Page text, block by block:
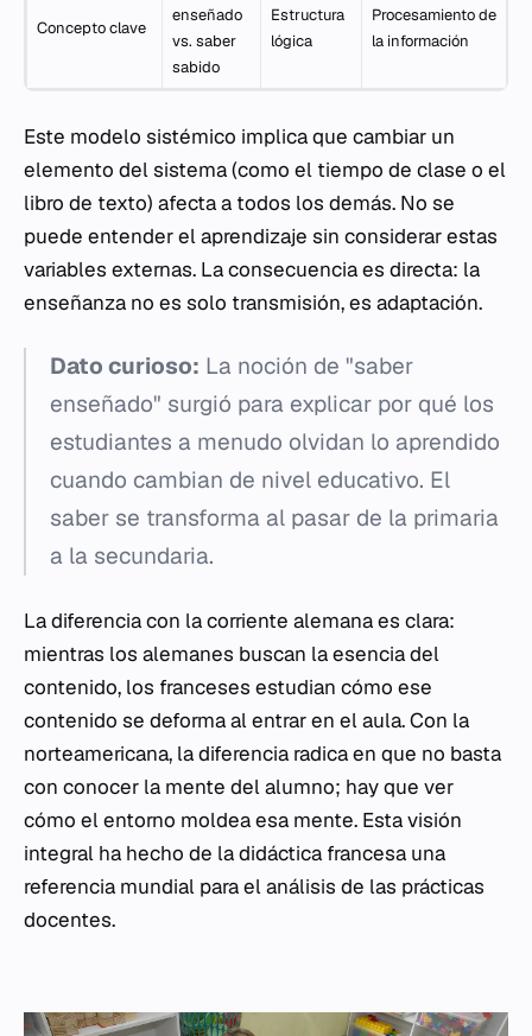
Concepto clave
enseñado
vs. saber
sabido
Estructura
lógica
Procesamiento de
la información
Este modelo sistémico implica que cambiar un
elemento del sistema (como el tiempo de clase o el
libro de texto) afecta a todos los demás. No se
puede entender el aprendizaje sin considerar estas
variables externas. La consecuencia es directa: la
enseñanza no es solo transmisión, es adaptación.
Dato curioso: La noción de "saber
enseñado" surgió para explicar por qué los
estudiantes a menudo olvidan lo aprendido
cuando cambian de nivel educativo. El
saber se transforma al pasar de la primaria
a la secundaria.
La diferencia con la corriente alemana es clara:
mientras los alemanes buscan la esencia del
contenido, los franceses estudian cómo ese
contenido se deforma al entrar en el aula. Con la
norteamericana, la diferencia radica en que no basta
con conocer la mente del alumno; hay que ver
cómo el entorno moldea esa mente. Esta visión
integral ha hecho de la didáctica francesa una
referencia mundial para el análisis de las prácticas
docentes.